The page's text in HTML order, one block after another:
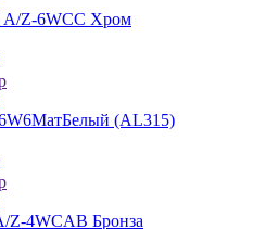
A/Z-6WCC Хром
МатБелый (AL315)
Z-4WCAB Бронза